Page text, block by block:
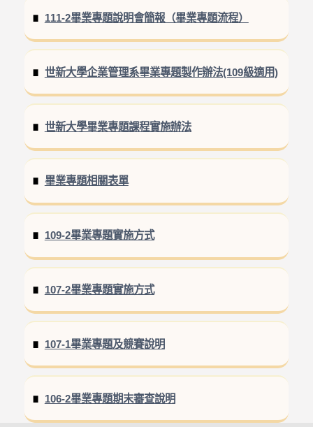
111-2畢業專題說明會簡報（畢業專題流程）
世新大學企業管理系畢業專題製作辦法(109級適用)
世新大學畢業專題課程實施辦法
畢業專題相關表單
109-2畢業專題實施方式
107-2畢業專題實施方式
107-1畢業專題及競賽說明
106-2畢業專題期末審查說明